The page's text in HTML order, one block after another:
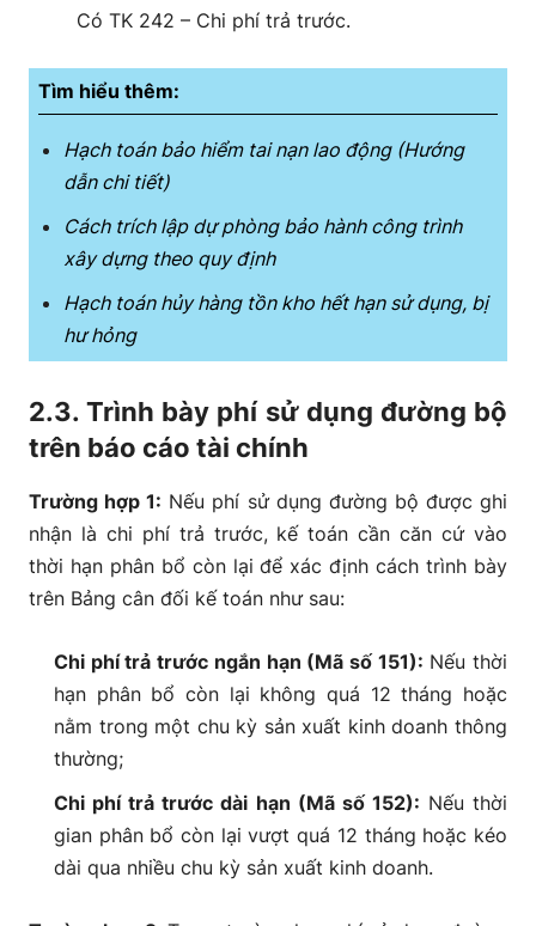
Có TK 242 – Chi phí trả trước.
Tìm hiểu thêm:
Hạch toán bảo hiểm tai nạn lao động (Hướng
dẫn chi tiết)
Cách trích lập dự phòng bảo hành công trình
xây dựng theo quy định
Hạch toán hủy hàng tồn kho hết hạn sử dụng, bị
hư hỏng
2.3. Trình bày phí sử dụng đường bộ
trên báo cáo tài chính
Trường hợp 1: Nếu phí sử dụng đường bộ được ghi
nhận là chi phí trả trước, kế toán cần căn cứ vào
thời hạn phân bổ còn lại để xác định cách trình bày
trên Bảng cân đối kế toán như sau:
Chi phí trả trước ngắn hạn (Mã số 151): Nếu thời
hạn phân bổ còn lại không quá 12 tháng hoặc
nằm trong một chu kỳ sản xuất kinh doanh thông
thường;
Chi phí trả trước dài hạn (Mã số 152): Nếu thời
gian phân bổ còn lại vượt quá 12 tháng hoặc kéo
dài qua nhiều chu kỳ sản xuất kinh doanh.